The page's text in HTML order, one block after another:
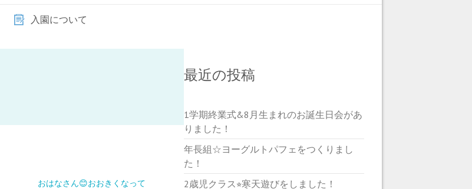
入園について
おはなさん😊おおきくなって
最近の投稿
1学期終業式&8月生まれのお誕生日会があ
りました！
年長組☆ヨーグルトパフェをつくりまし
た！
2歳児クラス⭐︎寒天遊びをしました！